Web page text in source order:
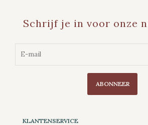
Schrijf je in voor onze
ABONNEER
KLANTENSERVICE